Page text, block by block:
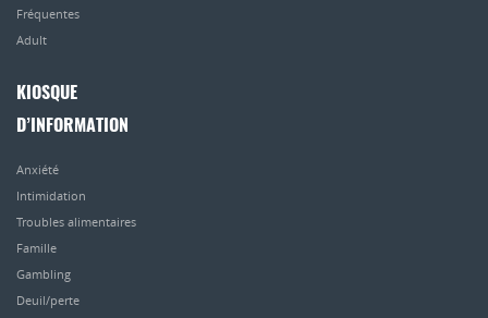
Fréquentes
Adult
KIOSQUE
D’INFORMATION
Anxiété
Intimidation
Troubles alimentaires
Famille
Gambling
Deuil/perte